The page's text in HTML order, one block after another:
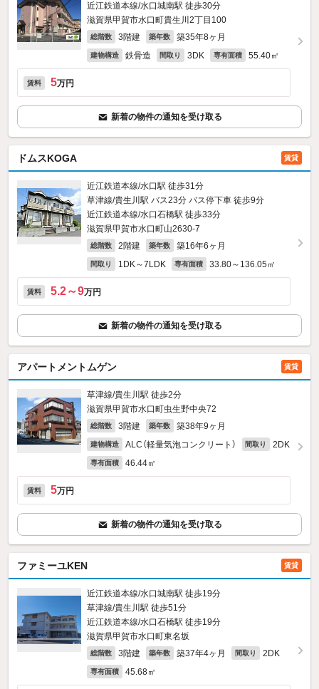
近江鉄道本線/水口城南駅 徒歩30分
滋賀県甲賀市水口町貴生川2丁目100
総階数 3階建 築年数 築35年8ヶ月
建物構造 鉄骨造 間取り 3DK 専有面積 55.40㎡
賃料 5万円
新着の物件の通知を受け取る
ドムスKOGA 賃貸
近江鉄道本線/水口駅 徒歩31分
草津線/貴生川駅 バス23分 バス停下車 徒歩9分
近江鉄道本線/水口石橋駅 徒歩33分
滋賀県甲賀市水口町山2630‐7
総階数 2階建 築年数 築16年6ヶ月
間取り 1DK～7LDK 専有面積 33.80～136.05㎡
賃料 5.2～9万円
新着の物件の通知を受け取る
アパートメントムゲン 賃貸
草津線/貴生川駅 徒歩2分
滋賀県甲賀市水口町虫生野中央72
総階数 3階建 築年数 築38年9ヶ月
建物構造 ALC（軽量気泡コンクリート） 間取り 2DK
専有面積 46.44㎡
賃料 5万円
新着の物件の通知を受け取る
ファミーユKEN 賃貸
近江鉄道本線/水口城南駅 徒歩19分
草津線/貴生川駅 徒歩51分
近江鉄道本線/水口石橋駅 徒歩19分
滋賀県甲賀市水口町東名坂
総階数 3階建 築年数 築37年4ヶ月 間取り 2DK
専有面積 45.68㎡